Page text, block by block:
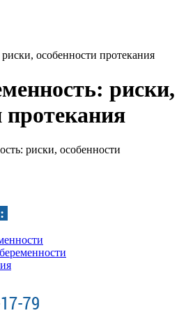
особенности протекания
риски,
протекания